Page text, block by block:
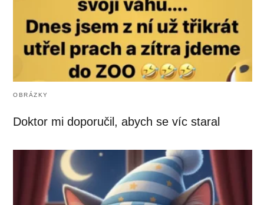
OBRÁZKY
Doktor mi doporučil, abych se víc staral